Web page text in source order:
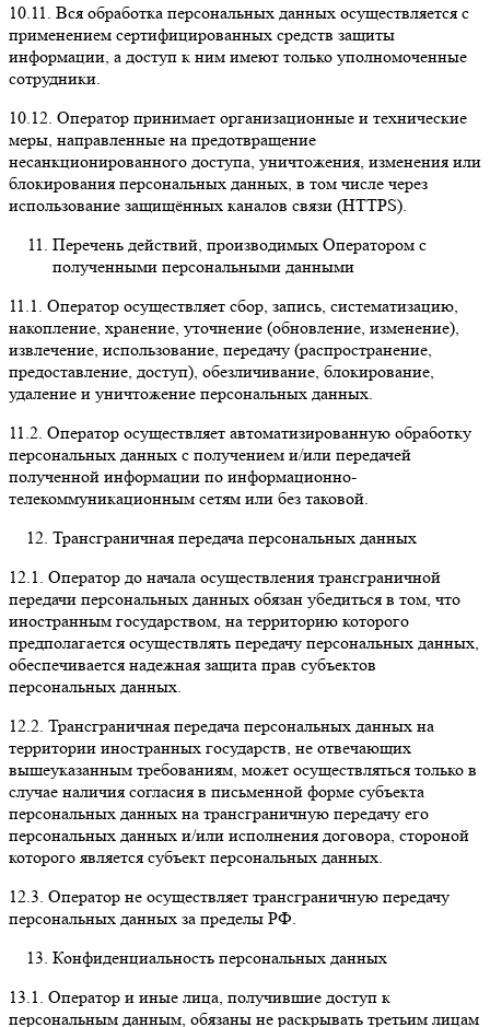
10.11. Вся обработка персональных данных осуществляется с
применением сертифицированных средств защиты
информации, а доступ к ним имеют только уполномоченные
сотрудники.
10.12. Оператор принимает организационные и технические
меры, направленные на предотвращение
несанкционированного доступа, уничтожения, изменения или
блокирования персональных данных, в том числе через
использование защищённых каналов связи (HTTPS).
Перечень действий, производимых Оператором с
полученными персональными данными
11.1. Оператор осуществляет сбор, запись, систематизацию,
накопление, хранение, уточнение (обновление, изменение),
извлечение, использование, передачу (распространение,
предоставление, доступ), обезличивание, блокирование,
удаление и уничтожение персональных данных.
11.2. Оператор осуществляет автоматизированную обработку
персональных данных с получением и/или передачей
полученной информации по информационно-
телекоммуникационным сетям или без таковой.
Трансграничная передача персональных данных
12.1. Оператор до начала осуществления трансграничной
передачи персональных данных обязан убедиться в том, что
иностранным государством, на территорию которого
предполагается осуществлять передачу персональных данных,
обеспечивается надежная защита прав субъектов
персональных данных.
12.2. Трансграничная передача персональных данных на
территории иностранных государств, не отвечающих
вышеуказанным требованиям, может осуществляться только в
случае наличия согласия в письменной форме субъекта
персональных данных на трансграничную передачу его
персональных данных и/или исполнения договора, стороной
которого является субъект персональных данных.
12.3. Оператор не осуществляет трансграничную передачу
персональных данных за пределы РФ.
Конфиденциальность персональных данных
13.1. Оператор и иные лица, получившие доступ к
персональным данным, обязаны не раскрывать третьим лицам